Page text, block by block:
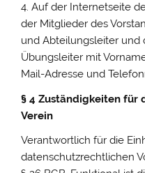
4. Auf der Internetseite
der Mitglieder des
und Abteilungsleiter und
Übungsleiter mit
Mail-Adresse und
§ 4 Zuständigkeiten für
Verein
Verantwortlich für die
datenschutzrechtlichen